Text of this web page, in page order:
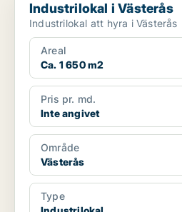
Industrilokal i Västerås
Industrilokal att hyra i Västerås
Areal
Ca. 1 650 m2
Pris pr. md.
Inte angivet
Område
Västerås
Type